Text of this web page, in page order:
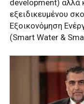
development) αλλά
εξειδικευμένου
Εξοικονόμηση
(Smart Water &